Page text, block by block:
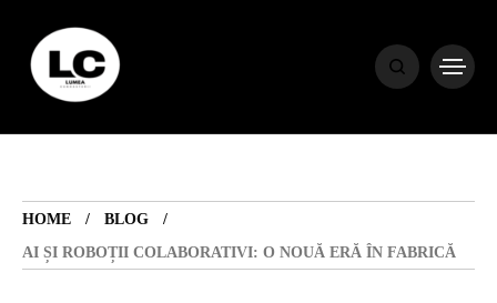
HOME
BLOG
AI ȘI ROBOȚII COLABORATIVI: O NOUĂ ERĂ ÎN FABRICĂ
HOME
BLOG
HOROSCOP